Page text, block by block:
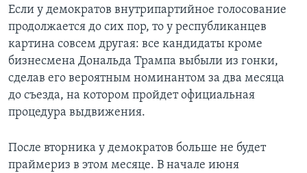
Если у демократов внутрипартийное голосование
продолжается до сих пор, то у республиканцев
картина совсем другая: все кандидаты кроме
бизнесмена Дональда Трампа выбыли из гонки,
сделав его вероятным номинантом за два месяца
до съезда, на котором пройдет официальная
процедура выдвижения.
После вторника у демократов больше не будет
праймериз в этом месяце. В начале июня